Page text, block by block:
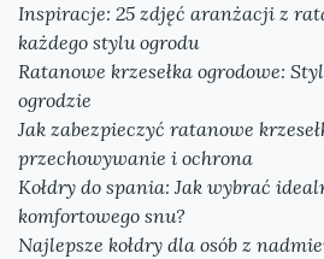
Inspiracje: 25 zdjęć aranżacji z
każdego stylu ogrodu
Ratanowe krzesełka ogrodowe:
ogrodzie
Jak zabezpieczyć ratanowe
przechowywanie i ochrona
Kołdry do spania: Jak wybrać
komfortowego snu?
Najlepsze kołdry dla osób z